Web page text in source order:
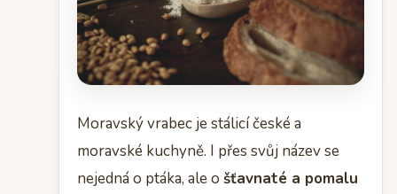
Moravský vrabec je stálicí české a
moravské kuchyně. I přes svůj název se
nejedná o ptáka, ale o šťavnaté a pomalu